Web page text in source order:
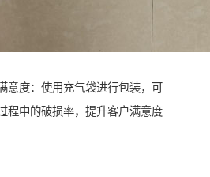
意度：使用充气袋进行包装，可
程中的破损率，提升客户满意度